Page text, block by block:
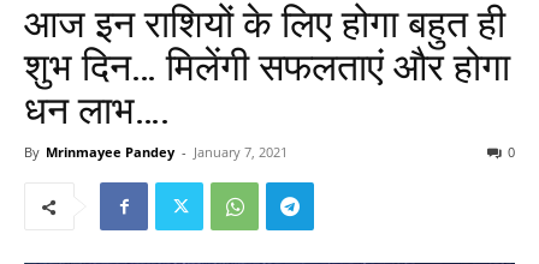
आज इन राशियों के लिए होगा बहुत ही
शुभ दिन… मिलेंगी सफलताएं और होगा
धन लाभ….
By Mrinmayee Pandey - January 7, 2021 0